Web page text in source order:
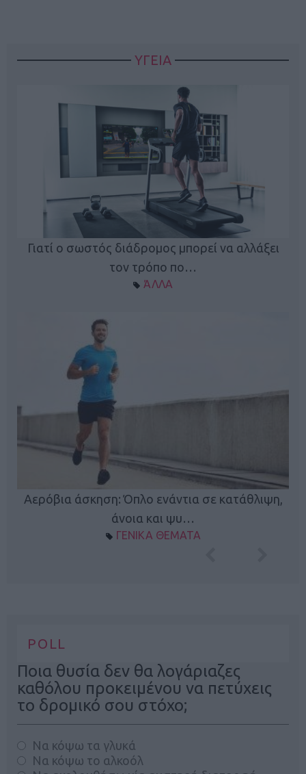
ΥΓΕΙΑ
Γιατί ο σωστός διάδρομος μπορεί να αλλάξει
τον τρόπο πο…
ΆΛΛΑ
Αερόβια άσκηση: Όπλο ενάντια σε κατάθλιψη,
άνοια και ψυ…
ΓΕΝΙΚΑ ΘΕΜΑΤΑ
POLL
Ποια θυσία δεν θα λογάριαζες
καθόλου προκειμένου να πετύχεις
το δρομικό σου στόχο;
Να κόψω τα γλυκά
Να κόψω το αλκοόλ